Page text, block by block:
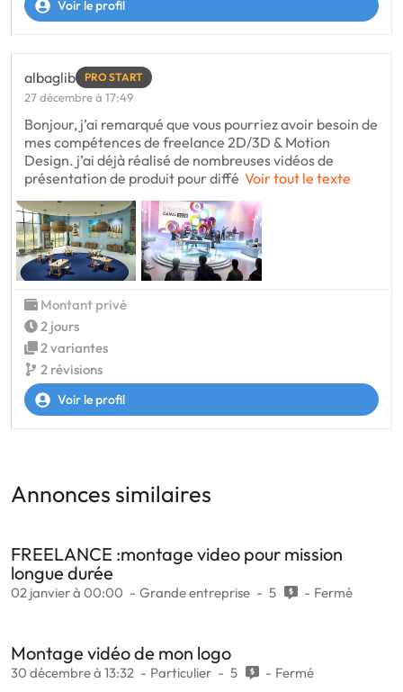
Voir le profil
albaglib PRO START
27 décembre à 17:49
Bonjour, j’ai remarqué que vous pourriez avoir besoin de
mes compétences de freelance 2D/3D & Motion
Design. j’ai déjà réalisé de nombreuses vidéos de
présentation de produit pour diffé Voir tout le texte
Montant privé
2 jours
2 variantes
2 révisions
Voir le profil
Annonces similaires
FREELANCE :montage video pour mission
longue durée
02 janvier à 00:00 Grande entreprise 5 Fermé
Montage vidéo de mon logo
30 décembre à 13:32 Particulier 5 Fermé